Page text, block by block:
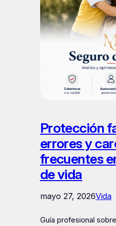
Protección
errores y
frecuentes
de vida
mayo 27, 2026Vida
Guía profesional